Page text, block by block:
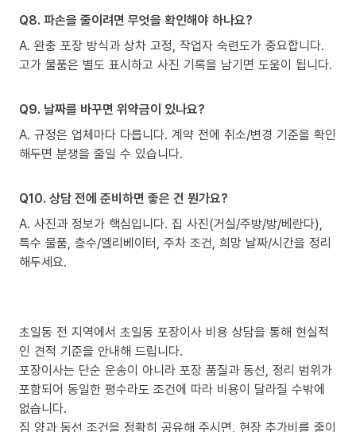
Q8. 파손을 줄이려면 무엇을 확인해야 하나요?
A. 완충 포장 방식과 상차 고정, 작업자 숙련도가 중요합니다.
고가 물품은 별도 표시하고 사진 기록을 남기면 도움이 됩니다.
Q9. 날짜를 바꾸면 위약금이 있나요?
A. 규정은 업체마다 다릅니다. 계약 전에 취소/변경 기준을 확인
해두면 분쟁을 줄일 수 있습니다.
Q10. 상담 전에 준비하면 좋은 건 뭔가요?
A. 사진과 정보가 핵심입니다. 집 사진(거실/주방/방/베란다),
특수 물품, 층수/엘리베이터, 주차 조건, 희망 날짜/시간을 정리
해두세요.
초일동 전 지역에서 초일동 포장이사 비용 상담을 통해 현실적
인 견적 기준을 안내해 드립니다.
포장이사는 단순 운송이 아니라 포장 품질과 동선, 정리 범위가
포함되어 동일한 평수라도 조건에 따라 비용이 달라질 수밖에
없습니다.
짐 양과 동선 조건을 정확히 공유해 주시면, 현장 추가비를 줄이